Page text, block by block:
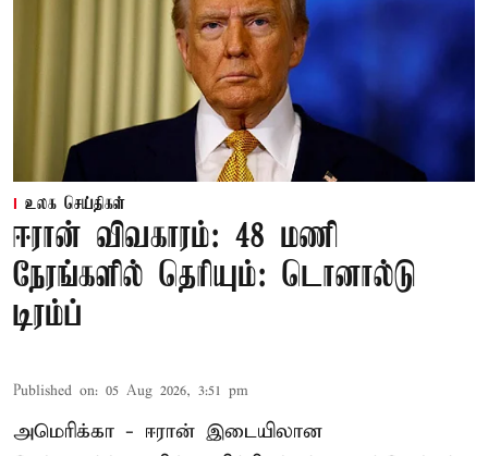
உலக செய்திகள்
ஈரான் விவகாரம்: 48 மணி
நேரங்களில் தெரியும்: டொனால்டு
டிரம்ப்
Published on: 05 Aug 2026, 3:51 pm
அமெரிக்கா - ஈரான் இடையிலான